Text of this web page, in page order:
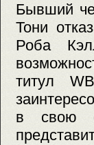
Бывший
Тони
Роба
титул
в свою